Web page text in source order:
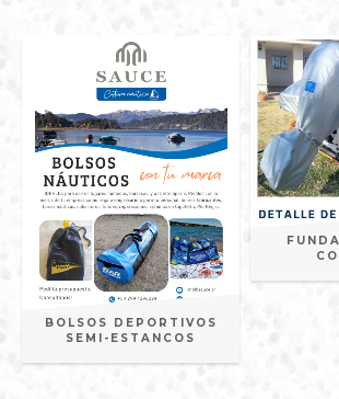
BOLSOS DEPORTIVOS
SEMI-ESTANCOS